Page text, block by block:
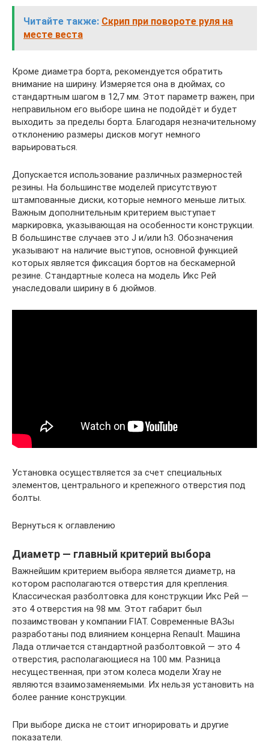
Читайте также: Скрип при повороте руля на
месте веста
Кроме диаметра борта, рекомендуется обратить
внимание на ширину. Измеряется она в дюймах, со
стандартным шагом в 12,7 мм. Этот параметр важен, при
неправильном его выборе шина не подойдёт и будет
выходить за пределы борта. Благодаря незначительному
отклонению размеры дисков могут немного
варьироваться.
Допускается использование различных размерностей
резины. На большинстве моделей присутствуют
штампованные диски, которые немного меньше литых.
Важным дополнительным критерием выступает
маркировка, указывающая на особенности конструкции.
В большинстве случаев это J и/или h3. Обозначения
указывают на наличие выступов, основной функцией
которых является фиксация бортов на бескамерной
резине. Стандартные колеса на модель Икс Рей
унаследовали ширину в 6 дюймов.
Установка осуществляется за счет специальных
элементов, центрального и крепежного отверстия под
болты.
Вернуться к оглавлению
Диаметр — главный критерий выбора
Важнейшим критерием выбора является диаметр, на
котором располагаются отверстия для крепления.
Классическая разболтовка для конструкции Икс Рей —
это 4 отверстия на 98 мм. Этот габарит был
позаимствован у компании FIAT. Современные ВАЗы
разработаны под влиянием концерна Renault. Машина
Лада отличается стандартной разболтовкой — это 4
отверстия, располагающиеся на 100 мм. Разница
несущественная, при этом колеса модели Xray не
являются взаимозаменяемыми. Их нельзя установить на
более ранние конструкции.
При выборе диска не стоит игнорировать и другие
показатели.